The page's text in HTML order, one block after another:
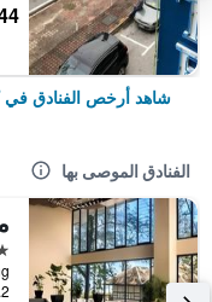
44
شاهد أرخص الفنادق في
الفنادق الموصى بها
3 نجوم
8.2